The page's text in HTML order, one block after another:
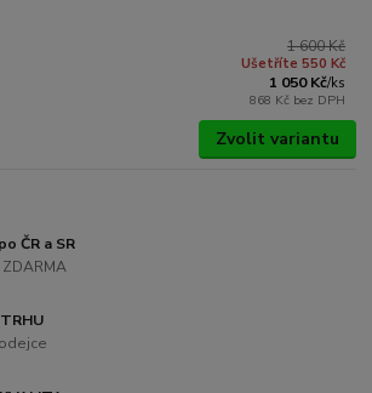
1 600 Kč
Ušetříte 550 Kč
1 050 Kč/ks
868 Kč bez DPH
Zvolit variantu
ČR a SR